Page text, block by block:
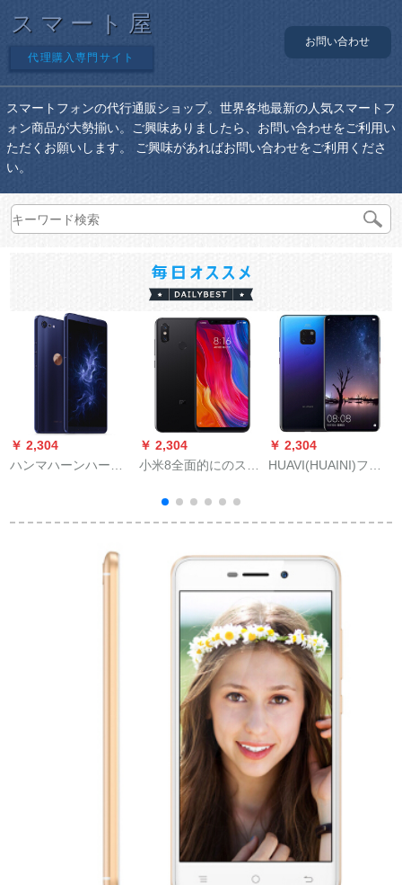
スマート屋
代理購入専門サイト
お問い合わせ
スマートフォンの代行通販ショップ。世界各地最新の人気スマートフ
ォン商品が大勢揃い。ご興味ありましたら、お問い合わせをご利用い
ただくお願いします。 ご興味があればお問い合わせをご利用くださ
い。
￥ 2,304
ハンマハーンハーン
ジェトロジェトロモ
ーショーショーショ
￥ 2,304
小米8全面的にのスク
用される。
￥ 2,304
HUAVI(HUAINI)フル
3号免除0首付